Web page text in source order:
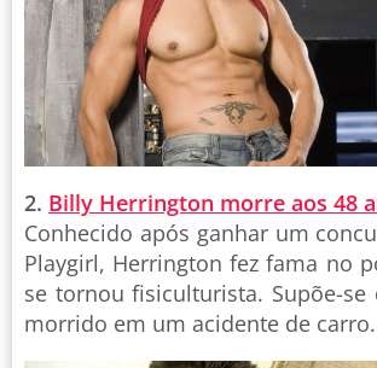
2. Billy Herrington morre aos 48
Conhecido após ganhar um
Playgirl, Herrington fez fama no
se tornou fisiculturista. Supõe-se
morrido em um acidente de carro.